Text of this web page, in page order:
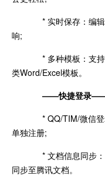
* 实时保存：编辑
响;
* 多种模板：支持
类Word/Excel模板。
——快捷登录
* QQ/TIM/微信登
单独注册;
* 文档信息同步：
同步至腾讯文档。